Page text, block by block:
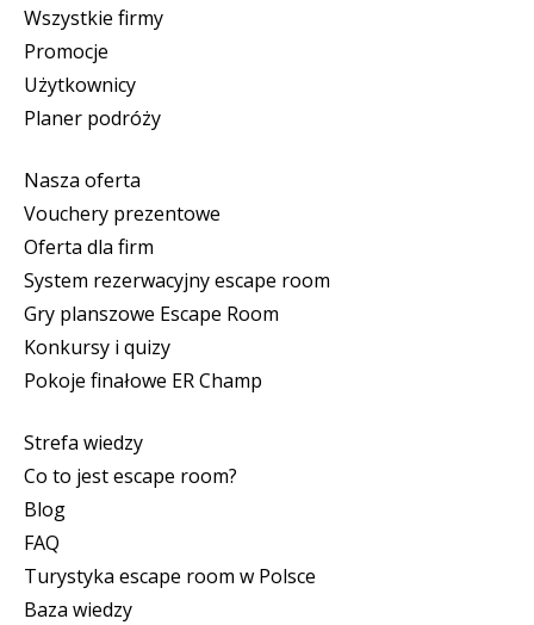
Wszystkie firmy
Promocje
Użytkownicy
Planer podróży
Nasza oferta
Vouchery prezentowe
Oferta dla firm
System rezerwacyjny escape room
Gry planszowe Escape Room
Konkursy i quizy
Pokoje finałowe ER Champ
Strefa wiedzy
Co to jest escape room?
Blog
FAQ
Turystyka escape room w Polsce
Baza wiedzy